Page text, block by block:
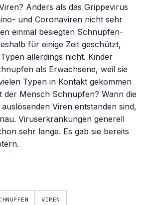
Anders als das Grippevirus
und Coronaviren nicht sehr
einmal besiegten Schnupfen-
für einige Zeit geschützt,
allerdings nicht. Kinder
als Erwachsene, weil sie
Typen in Kontakt gekommen
der Mensch Schnupfen? Wann die
Viren entstanden sind,
Viruserkrankungen generell
sehr lange. Es gab sie bereits
VIREN